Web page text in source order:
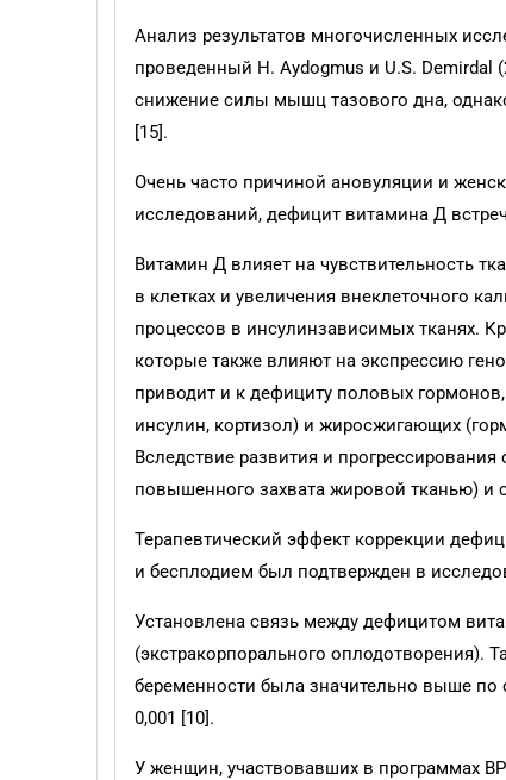
Анализ результатов многочисленных
проведенный H. Aydogmus и U.S. Demirdal
снижение силы мышц тазового дна,
[15].
Очень часто причиной ановуляции и
исследований, дефицит витамина Д
Витамин Д влияет на чувствительность
в клетках и увеличения внеклеточного
процессов в инсулинзависимых тканях.
которые также влияют на экспрессию
приводит и к дефициту половых
инсулин, кортизол) и жиросжигающих
Вследствие развития и
повышенного захвата жировой тканью) и
Терапевтический эффект коррекции
и бесплодием был подтвержден в
Установлена связь между дефицитом
(экстракорпорального оплодотворения).
беременности была значительно выше по
0,001 [10].
У женщин, участвовавших в программах